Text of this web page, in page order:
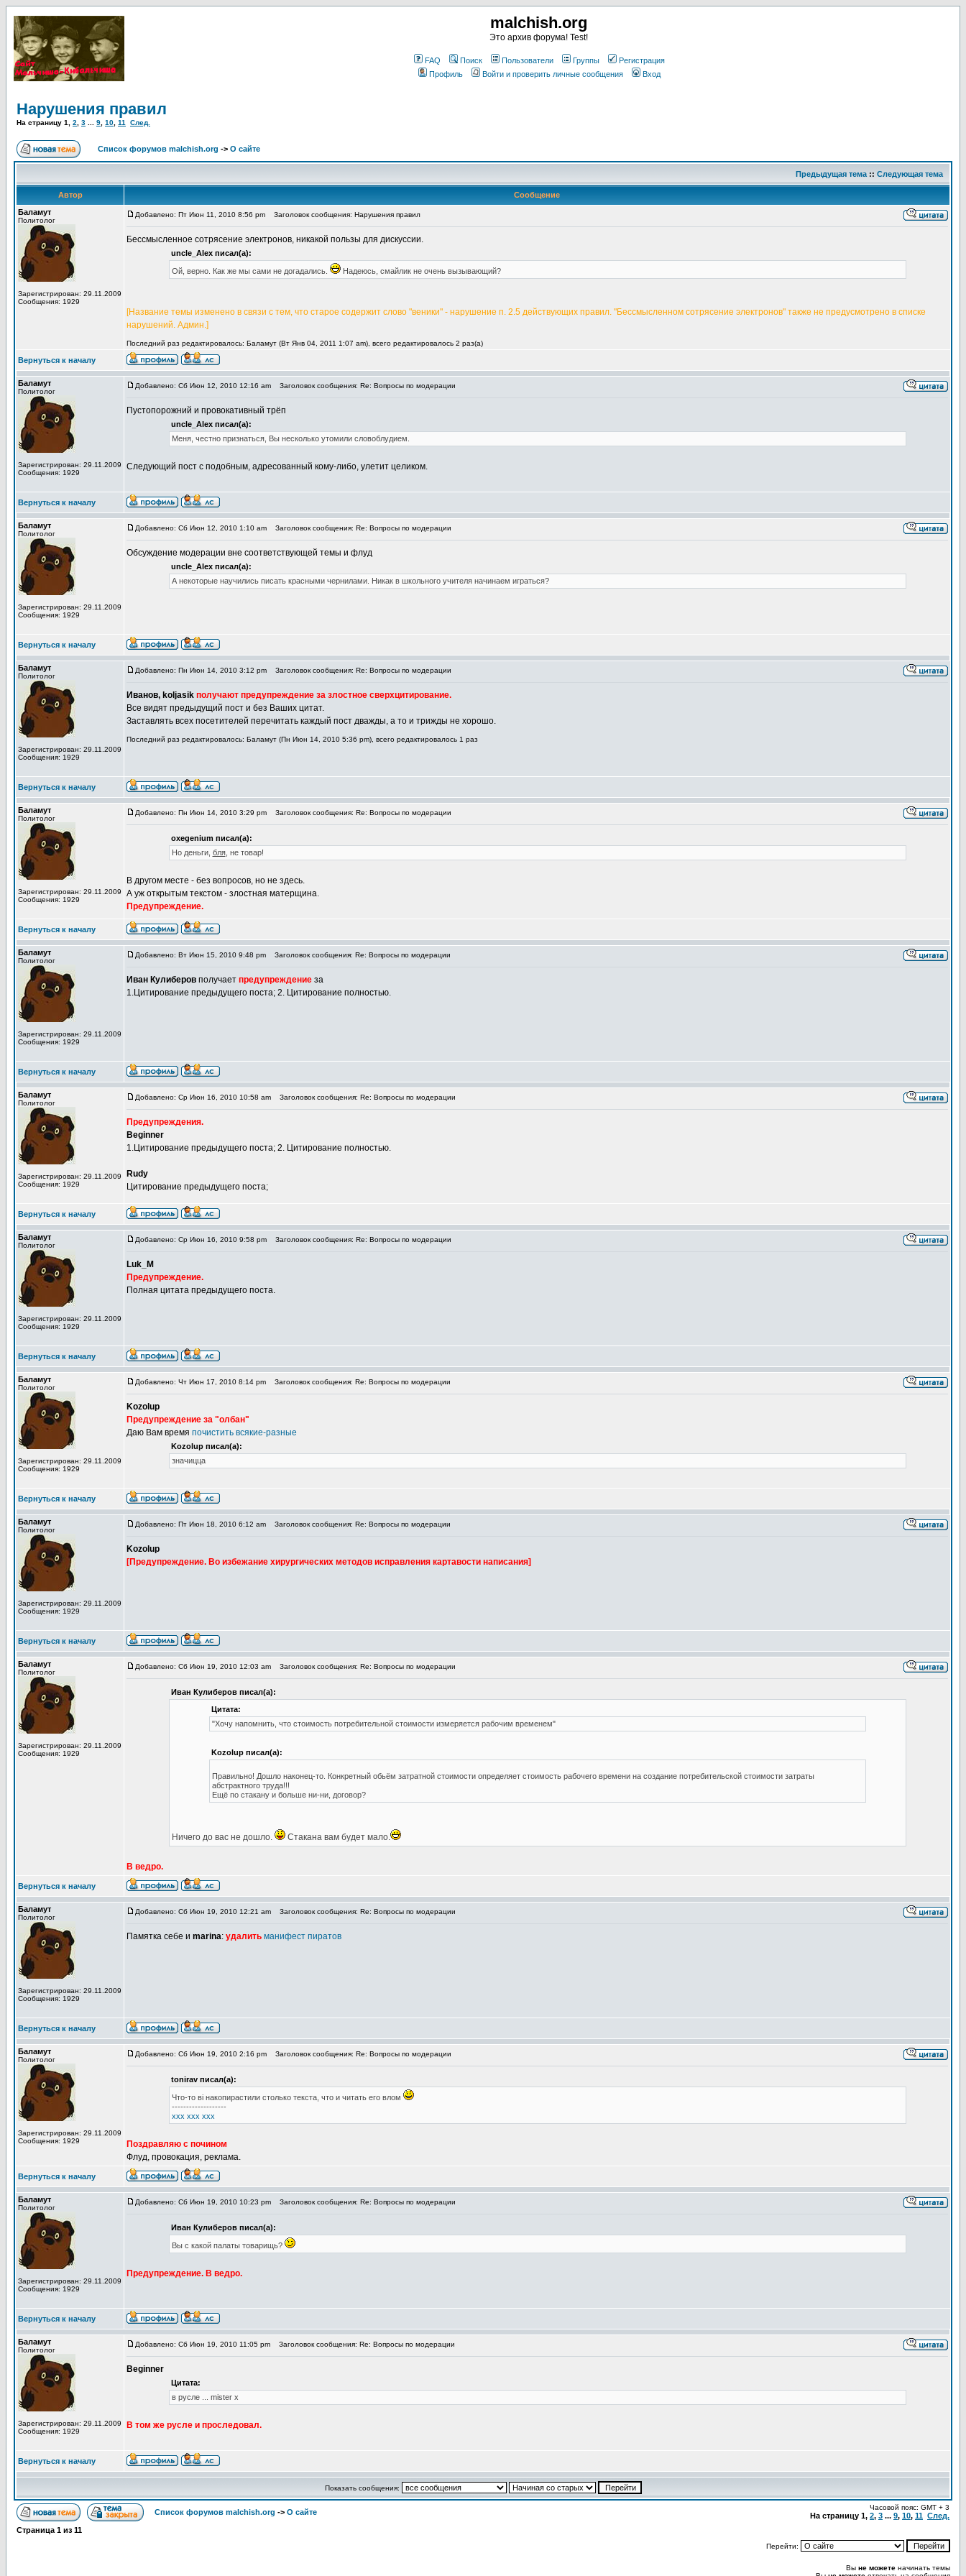
malchish.org
Это архив форума! Test!
FAQ Поиск Пользователи Группы
Регистрация
Профиль
Войти и проверить личные сообщения Вход
Нарушения правил
На страницу 1 2 3 9 10 11 След.
Список форумов malchish.org -> О сайте
Предыдущая тема :: Следующая тема
Автор
Сообщение
Баламут
Политолог
Зарегистрирован: 29.11.2009
Сообщения: 1929
Добавлено: Пт Июн 11, 2010 8:56 pm Заголовок сообщения: Нарушения правил
Бессмысленное сотрясение электронов, никакой пользы для дискуссии.
uncle_Alex писал(а):
Ой, верно. Как же мы сами не догадались. Надеюсь, смайлик не очень вызывающий?
[Название темы изменено в связи с тем, что старое содержит слово "веники" - нарушение п. 2.5 действующих правил. "Бессмысленном сотрясение электронов" также не предусмотрено в списке
нарушений. Админ.]
Последний раз редактировалось: Баламут (Вт Янв 04, 2011 1:07 am), всего редактировалось 2 раз(а)
Вернуться к началу
Баламут
Политолог
Зарегистрирован: 29.11.2009
Сообщения: 1929
Добавлено: Сб Июн 12, 2010 12:16 am Заголовок сообщения: Re: Вопросы по модерации
Пустопорожний и провокативный трёп
uncle_Alex писал(а):
Меня, честно признаться, Вы несколько утомили словоблудием.
Следующий пост с подобным, адресованный кому-либо, улетит целиком.
Вернуться к началу
Баламут
Политолог
Зарегистрирован: 29.11.2009
Сообщения: 1929
Добавлено: Сб Июн 12, 2010 1:10 am Заголовок сообщения: Re: Вопросы по модерации
Обсуждение модерации вне соответствующей темы и флуд
uncle_Alex писал(а):
А некоторые научились писать красными чернилами. Никак в школьного учителя начинаем играться?
Вернуться к началу
Баламут
Политолог
Зарегистрирован: 29.11.2009
Сообщения: 1929
Добавлено: Пн Июн 14, 2010 3:12 pm Заголовок сообщения: Re: Вопросы по модерации
Иванов, koljasik получают предупреждение за злостное сверхцитирование.
Все видят предыдущий пост и без Ваших цитат.
Заставлять всех посетителей перечитать каждый пост дважды, а то и трижды не хорошо.
Последний раз редактировалось: Баламут (Пн Июн 14, 2010 5:36 pm), всего редактировалось 1 раз
Вернуться к началу
Баламут
Политолог
Зарегистрирован: 29.11.2009
Сообщения: 1929
Добавлено: Пн Июн 14, 2010 3:29 pm Заголовок сообщения: Re: Вопросы по модерации
oxegenium писал(а):
Но деньги, бля, не товар!
В другом месте - без вопросов, но не здесь.
А уж открытым текстом - злостная матерщина.
Предупреждение.
Вернуться к началу
Баламут
Политолог
Зарегистрирован: 29.11.2009
Сообщения: 1929
Добавлено: Вт Июн 15, 2010 9:48 pm Заголовок сообщения: Re: Вопросы по модерации
Иван Кулиберов получает предупреждение за
1.Цитирование предыдущего поста; 2. Цитирование полностью.
Вернуться к началу
Баламут
Политолог
Зарегистрирован: 29.11.2009
Сообщения: 1929
Добавлено: Ср Июн 16, 2010 10:58 am Заголовок сообщения: Re: Вопросы по модерации
Предупреждения.
Beginner
1.Цитирование предыдущего поста; 2. Цитирование полностью.
Rudy
Цитирование предыдущего поста;
Вернуться к началу
Баламут
Политолог
Зарегистрирован: 29.11.2009
Сообщения: 1929
Добавлено: Ср Июн 16, 2010 9:58 pm Заголовок сообщения: Re: Вопросы по модерации
Luk_M
Предупреждение.
Полная цитата предыдущего поста.
Вернуться к началу
Баламут
Политолог
Зарегистрирован: 29.11.2009
Сообщения: 1929
Добавлено: Чт Июн 17, 2010 8:14 pm Заголовок сообщения: Re: Вопросы по модерации
Kozolup
Предупреждение за "олбан"
Даю Вам время почистить всякие-разные
Kozolup писал(а):
значицца
Вернуться к началу
Баламут
Политолог
Зарегистрирован: 29.11.2009
Сообщения: 1929
Добавлено: Пт Июн 18, 2010 6:12 am Заголовок сообщения: Re: Вопросы по модерации
Kozolup
[Предупреждение. Во избежание хирургических методов исправления картавости написания]
Вернуться к началу
Баламут
Политолог
Зарегистрирован: 29.11.2009
Сообщения: 1929
Добавлено: Сб Июн 19, 2010 12:03 am Заголовок сообщения: Re: Вопросы по модерации
Иван Кулиберов писал(а):
Цитата:
"Хочу напомнить, что стоимость потребительной стоимости измеряется рабочим временем"
Kozolup писал(а):
Правильно! Дошло наконец-то. Конкретный обьём затратной стоимости определяет стоимость рабочего времени на создание потребительской стоимости затраты
абстрактного труда!!!
Ещё по стакану и больше ни-ни, договор?
Ничего до вас не дошло. Стакана вам будет мало.
В ведро.
Вернуться к началу
Баламут
Политолог
Зарегистрирован: 29.11.2009
Сообщения: 1929
Добавлено: Сб Июн 19, 2010 12:21 am Заголовок сообщения: Re: Вопросы по модерации
Памятка себе и marina: удалить манифест пиратов
Вернуться к началу
Баламут
Политолог
Зарегистрирован: 29.11.2009
Сообщения: 1929
Добавлено: Сб Июн 19, 2010 2:16 pm Заголовок сообщения: Re: Вопросы по модерации
tonirav писал(а):
Что-то ві накопирастили столько текста, что и читать его влом
-------------------
xxx xxx xxx
Поздравляю с почином
Флуд, провокация, реклама.
Вернуться к началу
Баламут
Политолог
Зарегистрирован: 29.11.2009
Сообщения: 1929
Добавлено: Сб Июн 19, 2010 10:23 pm Заголовок сообщения: Re: Вопросы по модерации
Иван Кулиберов писал(а):
Вы с какой палаты товарищь?
Предупреждение. В ведро.
Вернуться к началу
Баламут
Политолог
Зарегистрирован: 29.11.2009
Сообщения: 1929
Добавлено: Сб Июн 19, 2010 11:05 pm Заголовок сообщения: Re: Вопросы по модерации
Beginner
Цитата:
в русле ... mister x
В том же русле и проследовал.
Вернуться к началу
Показать сообщения:
Список форумов malchish.org -> О сайте
Часовой пояс: GMT + 3
На страницу 1, 2, 3 ... 9, 10, 11 След.
Страница 1 из 11
Перейти:
Вы не можете начинать темы